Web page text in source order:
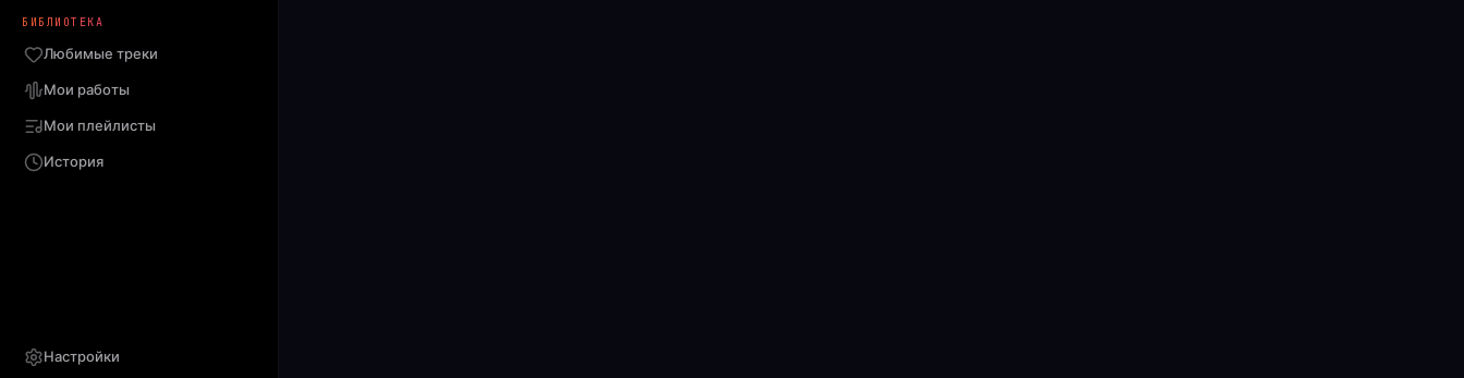
БИБЛИОТЕКА
Любимые треки
Мои работы
Мои плейлисты
История
Настройки